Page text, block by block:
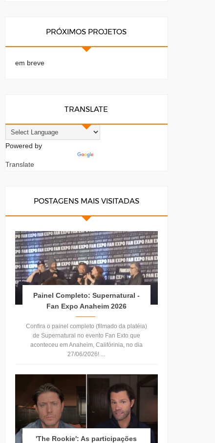
PRÓXIMOS PROJETOS
em breve
TRANSLATE
Powered by
Translate
POSTAGENS MAIS VISITADAS
Painel Completo: Supernatural -
Fan Expo Anaheim 2026
Confira o painel completo (filmado da platéia)
de Supernatural no evento Fan Exto que
aconteceu em Anaheim, Califórinia, no dia
27/06/2026! ...
'The Rookie': As participações